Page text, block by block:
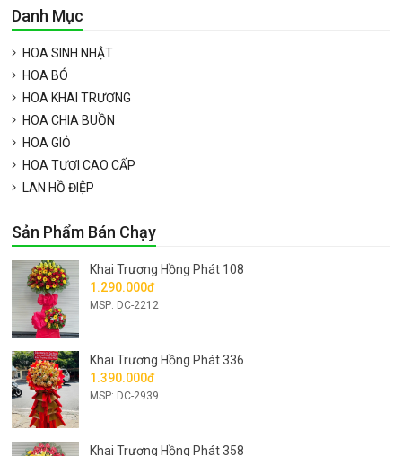
Danh Mục
HOA SINH NHẬT
HOA BÓ
HOA KHAI TRƯƠNG
HOA CHIA BUỒN
HOA GIỎ
HOA TƯƠI CAO CẤP
LAN HỒ ĐIỆP
Sản Phẩm Bán Chạy
Khai Trương Hồng Phát 108
1.290.000đ
MSP: DC-2212
Khai Trương Hồng Phát 336
1.390.000đ
MSP: DC-2939
Khai Trương Hồng Phát 358